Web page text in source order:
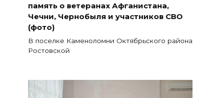
память о ветеранах Афганистана,
Чечни, Чернобыля и участников СВО
(фото)
В поселке Каменоломни Октябрьского района
Ростовской